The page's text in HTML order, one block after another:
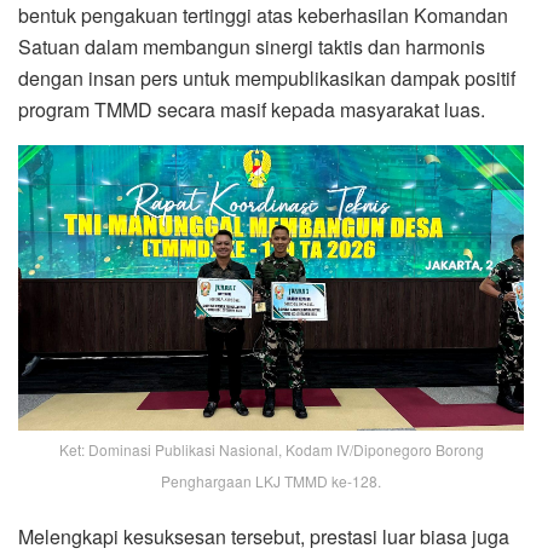
bentuk pengakuan tertinggi atas keberhasilan Komandan
Satuan dalam membangun sinergi taktis dan harmonis
dengan insan pers untuk mempublikasikan dampak positif
program TMMD secara masif kepada masyarakat luas.
Ket: Dominasi Publikasi Nasional, Kodam IV/Diponegoro Borong
Penghargaan LKJ TMMD ke-128.
Melengkapi kesuksesan tersebut, prestasi luar biasa juga